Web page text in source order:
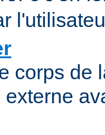
corps de
externe